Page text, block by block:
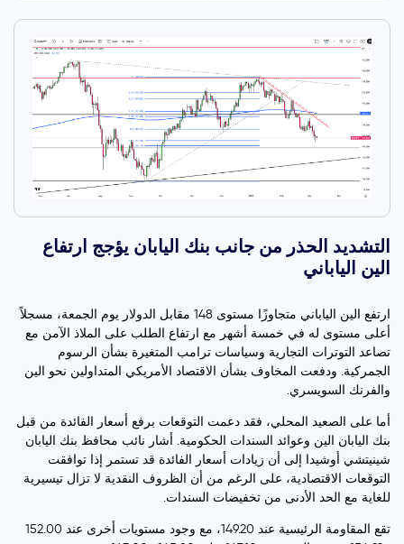
التشديد الحذر من جانب بنك اليابان يؤجج ارتفاع
الين الياباني
ارتفع الين الياباني متجاوزًا مستوى 148 مقابل الدولار يوم الجمعة، مسجلاً
أعلى مستوى له في خمسة أشهر مع ارتفاع الطلب على الملاذ الآمن مع
تصاعد التوترات التجارية وسياسات ترامب المتغيرة بشأن الرسوم
الجمركية. ودفعت المخاوف بشأن الاقتصاد الأمريكي المتداولين نحو الين
والفرنك السويسري.
أما على الصعيد المحلي، فقد دعمت التوقعات برفع أسعار الفائدة من قبل
بنك اليابان الين وعوائد السندات الحكومية. أشار نائب محافظ بنك اليابان
شينيتشي أوشيدا إلى أن زيادات أسعار الفائدة قد تستمر إذا توافقت
التوقعات الاقتصادية، على الرغم من أن الظروف النقدية لا تزال تيسيرية
للغاية مع الحد الأدنى من تخفيضات السندات.
تقع المقاومة الرئيسية عند 149.20، مع وجود مستويات أخرى عند 152.00